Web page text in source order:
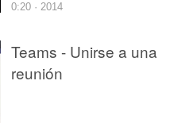
0:20 · 2014
Teams - Unirse a una
reunión